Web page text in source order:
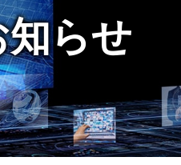
知らせ